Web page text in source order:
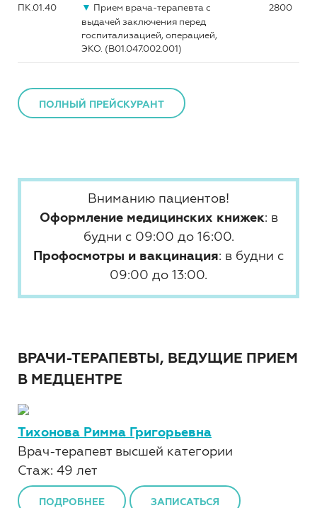
ПК.01.40 ▼ Прием врача-терапевта с
выдачей заключения перед
госпитализацией, операцией,
ЭКО. (B01.047.002.001)
2800
ПОЛНЫЙ ПРЕЙСКУРАНТ
Вниманию пациентов!
Оформление медицинских книжек: в
будни с 09:00 до 16:00.
Профосмотры и вакцинация: в будни с
09:00 до 13:00.
ВРАЧИ-ТЕРАПЕВТЫ, ВЕДУЩИЕ ПРИЕМ
В МЕДЦЕНТРЕ
Тихонова Римма Григорьевна
Врач-терапевт высшей категории
Стаж: 49 лет
ПОДРОБНЕЕ ЗАПИСАТЬСЯ